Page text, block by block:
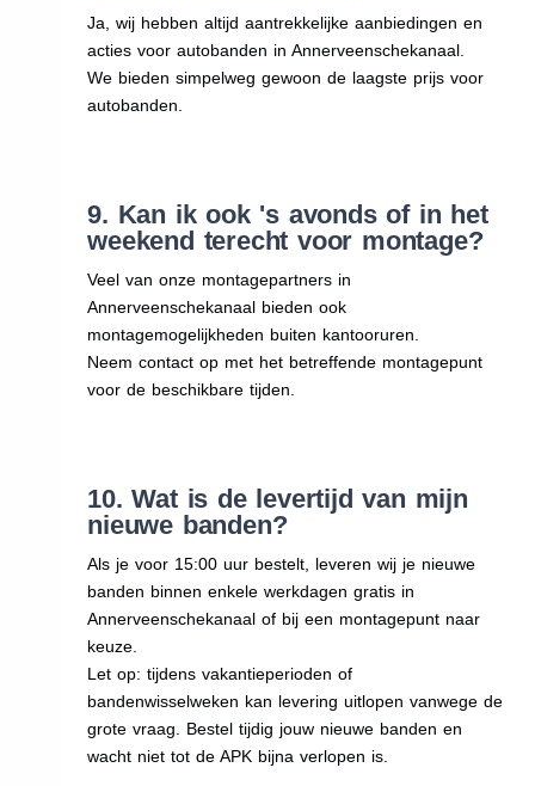
Ja, wij hebben altijd aantrekkelijke aanbiedingen en
acties voor autobanden in Annerveenschekanaal.
We bieden simpelweg gewoon de laagste prijs voor
autobanden.
9. Kan ik ook 's avonds of in het
weekend terecht voor montage?
Veel van onze montagepartners in
Annerveenschekanaal bieden ook
montagemogelijkheden buiten kantooruren.
Neem contact op met het betreffende montagepunt
voor de beschikbare tijden.
10. Wat is de levertijd van mijn
nieuwe banden?
Als je voor 15:00 uur bestelt, leveren wij je nieuwe
banden binnen enkele werkdagen gratis in
Annerveenschekanaal of bij een montagepunt naar
keuze.
Let op: tijdens vakantieperioden of
bandenwisselweken kan levering uitlopen vanwege de
grote vraag. Bestel tijdig jouw nieuwe banden en
wacht niet tot de APK bijna verlopen is.